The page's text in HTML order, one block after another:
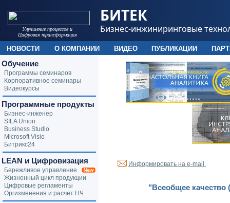
Информировать на e-mail
"Всеобщее качество
Обучение
Программы семинаров
Корпоративное семинары
Видеокурсы
Программные продукты
Бизнес-инженер
SILA Union
Business Studio
Microsoft Visio
Битрикс24
LEAN и Цифровизация
Бережливое управление
Жизненный цикл продукции
Цифровые регламенты
Оргизменения и расчет НЧ
Улучшение процессов и
Цифровая трансформация
БИТЕК
Бизнес-инжиниринговые
НОВОСТИ О КОМПАНИИ ВИДЕО ПУБЛИКАЦИИ